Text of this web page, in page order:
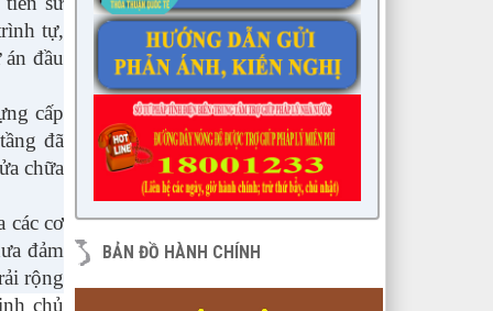
tự,
đầu
cấp
đã
chữa
các cơ
đảm
rộng
chủ
lượt xem: 15584 | lượt tải:1682
6/KH-BPC
Kế hoạch giám sát việc thực hiện
các quy định của pháp luật về công
tác thi hành án dân sự trên địa bàn
huyện năm 2021, 2022
lượt xem: 3453 | lượt tải:974
7/QĐ-BPC
Quyết định thành lập đoàn giám sát
việc thực hiện các quy định của
pháp luật về công tác thi hành án
BẢN ĐỒ HÀNH CHÍNH